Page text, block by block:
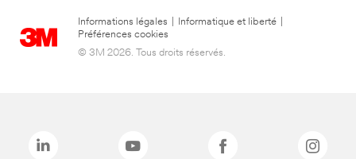
Informations légales Informatique et liberté
Préférences cookies
© 3M 2026. Tous droits réservés.